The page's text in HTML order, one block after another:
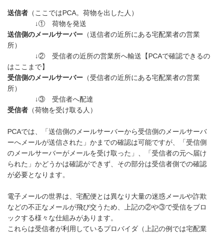
送信者 （ここではPCA。荷物を出した人）
↓① 荷物を発送
送信側のメールサーバー （送信者の近所にある宅配業者の営業
所）
↓② 受信者の近所の営業所へ輸送【PCAで確認できるの
はここまで】
受信側のメールサーバー （受信者の近所にある宅配業者の営業
所）
↓③ 受信者へ配達
受信者 （荷物を受け取る人）
PCAでは、「送信側のメールサーバーから受信側のメールサーバ
ーへメールが送信された」かまでの確認は可能ですが、「受信側
のメールサーバーがメールを受け取った」、「受信者の元へ届け
られた」かどうかは確認ができず、その部分は受信者側での確認
が必要となります。
電子メールの世界は、宅配便とは異なり大量の迷惑メールや詐欺
などの不正なメールが飛び交うため、上記の②や③で受信をブロ
ックする様々な仕組みがあります。
これらは受信者が利用しているプロバイダ（上記の例では宅配業